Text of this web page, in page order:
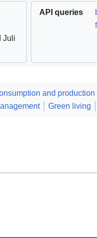
Juli
API queries
and production
Green living